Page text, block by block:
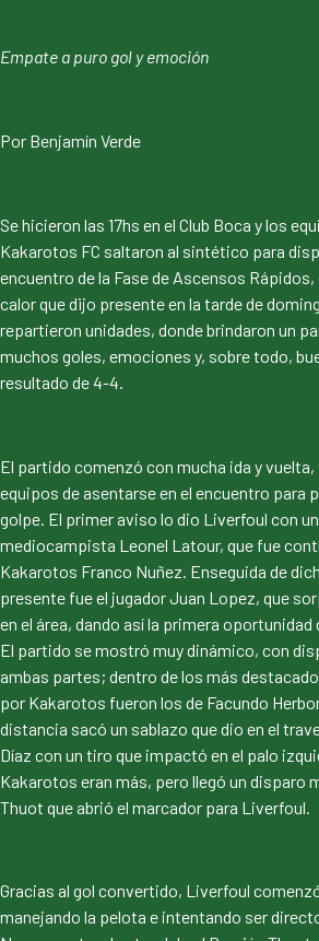
Empate a puro gol y emoción
Por Benjamín Verde
Se hicieron las 17hs en el Club Boca y los
Kakarotos FC saltaron al sintético para
encuentro de la Fase de Ascensos Rápidos,
calor que dijo presente en la tarde de
repartieron unidades, donde brindaron un
muchos goles, emociones y, sobre todo,
resultado de 4-4.
El partido comenzó con mucha ida y
equipos de asentarse en el encuentro para
golpe. El primer aviso lo dio Liverfoul con
mediocampista Leonel Latour, que fue
Kakarotos Franco Nuñez. Enseguida de
presente fue el jugador Juan Lopez, que
en el área, dando así la primera oportunidad
El partido se mostró muy dinámico, con
ambas partes; dentro de los más
por Kakarotos fueron los de Facundo
distancia sacó un sablazo que dio en el
Díaz con un tiro que impactó en el palo
Kakarotos eran más, pero llegó un disparo
Thuot que abrió el marcador para Liverfoul.
Gracias al gol convertido, Liverfoul
manejando la pelota e intentando ser